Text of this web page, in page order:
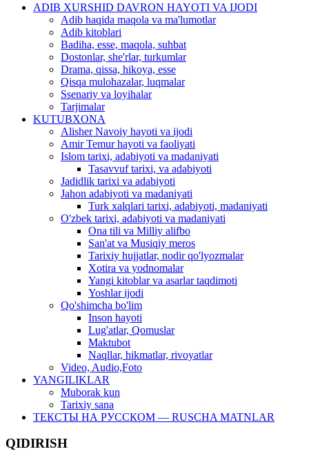
ADIB XURSHID DAVRON HAYOTI VA IJODI
Adib haqida maqola va ma'lumotlar
Adib kitoblari
Badiha, esse, maqola, suhbat
Dostonlar, she'rlar, turkumlar
Drama, qissa, hikoya, esse
Qisqa mulohazalar, luqmalar
Ssenariy va loyihalar
Tarjimalar
KUTUBXONA
Alisher Navoiy hayoti va ijodi
Amir Temur hayoti va faoliyati
Islom tarixi, adabiyoti va madaniyati
Tasavvuf tarixi, va adabiyoti
Jadidlik tarixi va adabiyoti
Jahon adabiyoti va madaniyati
Turk xalqlari tarixi, adabiyoti, madaniyati
O'zbek tarixi, adabiyoti va madaniyati
Ona tili va Milliy alifbo
San'at va Musiqiy meros
Tarixiy hujjatlar, nodir qo'lyozmalar
Xotira va yodnomalar
Yangi kitoblar va asarlar taqdimoti
Yoshlar ijodi
Qo'shimcha bo'lim
Inson hayoti
Lug'atlar, Qomuslar
Maktubot
Naqllar, hikmatlar, rivoyatlar
Video, Audio,Foto
YANGILIKLAR
Muborak kun
Tarixiy sana
ТЕКСТЫ НА РУССКОМ — RUSCHA MATNLAR
QIDIRISH